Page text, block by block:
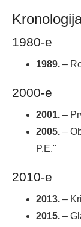
1980-e
1989. –
2000-e
2001. –
2005. –
P.E."
2010-e
2013. –
2015. –